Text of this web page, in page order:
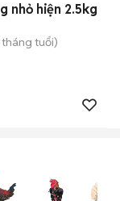
nhỏ hiện 2.5kg
tuổi)